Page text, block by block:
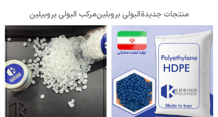
منتجات جديدةالبولي بروبلينمركب البولي بروبيلين